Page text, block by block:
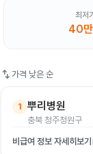
최저
40
swap_vert 가격 낮은 순
1 뿌리병원
충북 청주청원구
비급여 정보 자세히보기